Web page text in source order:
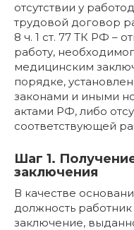
отсутствии у
трудовой договор
8 ч. 1 ст. 77 ТК РФ –
работу,
медицинским
порядке,
законами и иными
актами РФ, либо
соответствующей
Шаг 1.
заключения
В качестве
должность
заключение,